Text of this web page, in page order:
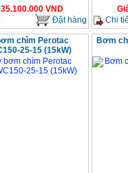
35.100.000 VND
Đặt hàng
Chi
chìm Perotac
25-15 (15kW)
Bơm